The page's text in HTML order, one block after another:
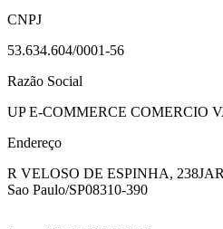
CNPJ
53.634.604/0001-56
Razão Social
UP E-COMMERCE COMERCIO
Endereço
R VELOSO DE ESPINHA, 238
Sao Paulo/SP08310-390